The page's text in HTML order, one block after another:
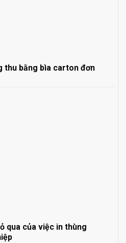
thu bằng bìa carton đơn
qua của việc in thùng